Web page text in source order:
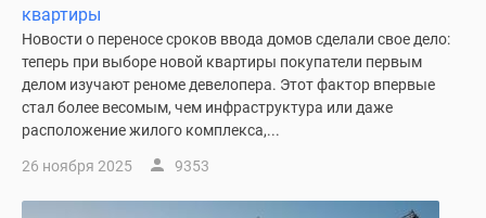
квартиры
Новости о переносе сроков ввода домов сделали свое дело:
теперь при выборе новой квартиры покупатели первым
делом изучают реноме девелопера. Этот фактор впервые
стал более весомым, чем инфраструктура или даже
расположение жилого комплекса,...
26 ноября 2025 9353